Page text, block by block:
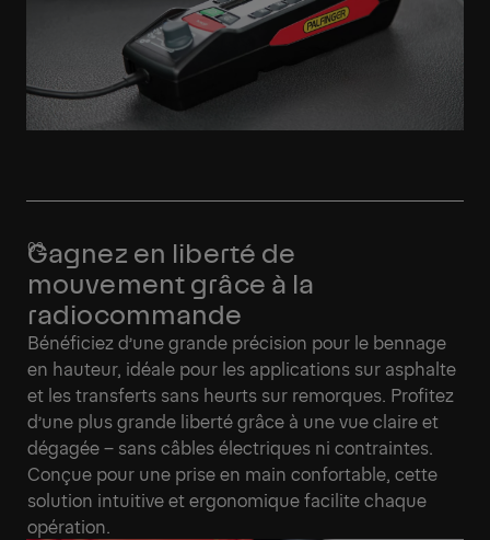
Gagnez en liberté de
mouvement grâce à la
radiocommande
Bénéficiez d’une grande précision pour le bennage
en hauteur, idéale pour les applications sur asphalte
et les transferts sans heurts sur remorques. Profitez
d’une plus grande liberté grâce à une vue claire et
dégagée – sans câbles électriques ni contraintes.
Conçue pour une prise en main confortable, cette
solution intuitive et ergonomique facilite chaque
opération.